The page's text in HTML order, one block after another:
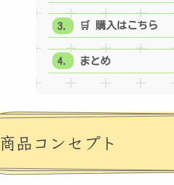
🛒 購入はこちら
まとめ
商品コンセプト